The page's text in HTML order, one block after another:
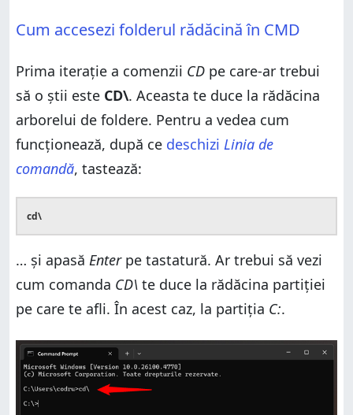
7. Cum copiezi foldere în CMD (XCOPY)
8. Cum ștergi fişiere în CMD (DEL)
9. Cum ștergi foldere în CMD (RD)
10. Cum deschizi aplicații din CMD
11. Cum ștergi ecranul în CMD (CLS)
12. Cum obții ajutor în Linia de comandă (HELP)
Tu folosești Linia de comandă în Windows?
Cum accesezi folderul rădăcină în CMD
Prima iterație a comenzii CD pe care-ar trebui
să o știi este CD\. Aceasta te duce la rădăcina
arborelui de foldere. Pentru a vedea cum
funcţionează, după ce deschizi Linia de
comandă, tastează:
cd\
… și apasă Enterpe tastatură. Ar trebui să vezi
cum comanda CD\ te duce la rădăcina partiției
pe care te afli. În acest caz, la partiția C:.